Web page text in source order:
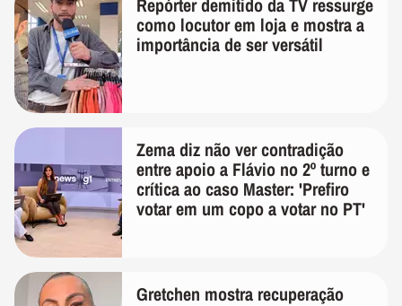
como locutor em loja e mostra a
importância de ser versátil
Zema diz não ver contradição
entre apoio a Flávio no 2º turno e
crítica ao caso Master: 'Prefiro
votar em um copo a votar no PT'
Gretchen mostra recuperação